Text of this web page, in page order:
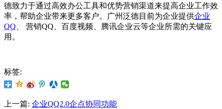
德致力于通过高效办公工具和优势营销渠道来提高企业工作效
率，帮助企业带来更多客户。广州泛德目前为企业提供企业
QQ 、 营销QQ、百度视频、腾讯企业云等企业所需的关键应
用。
标签:
上一篇: 企业QQ2.0企点协同功能